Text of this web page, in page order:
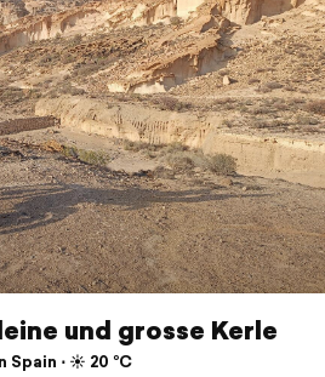
und grosse Kerle
Spain ⋅ ☀️ 20 °C